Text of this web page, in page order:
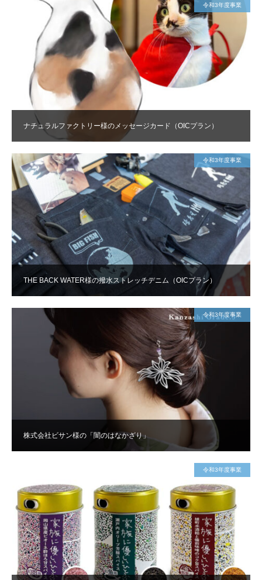
ナチュラルファクトリー様のメッセージカード（OICプラン）
令和3年度事業
THE BACK WATER様の撥水ストレッチデニム（OICプラン）
令和3年度事業
株式会社ビサン様の「闇のはなかざり」
令和3年度事業
令和3年度事業